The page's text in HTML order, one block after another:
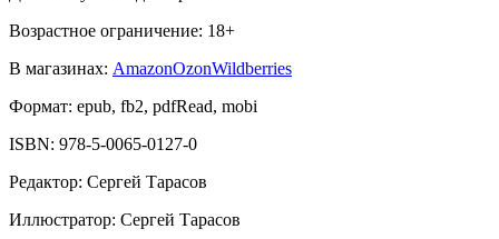
Возрастное ограничение: 18+
В магазинах: AmazonOzonWildberries
Формат: epub, fb2, pdfRead, mobi
ISBN: 978-5-0065-0127-0
Редактор: Сергей Тарасов
Иллюстратор: Сергей Тарасов